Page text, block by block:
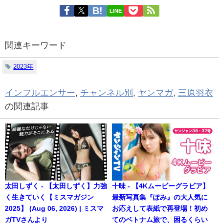
LINE
関連キーワード
2023年
インフルエンサー, チャンネル別 , ヤンマガ, 三原羽衣
の関連記事
太田しずく - 【太田しずく】力強
く生きていく【ミスマガジン
2025】 (Aug 06, 2026) | ミスマ
ガTVさんより
十味 - 【4Kムービーグラビア】
最新写真集『ぽみ』の大人気に
お応えして表紙で再登場！初め
てのベトナム旅で、困るくらい